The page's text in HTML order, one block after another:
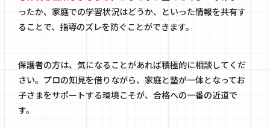
ったか、家庭での学習状況はどうか、といった情報を共有す
ることで、指導のズレを防ぐことができます。
保護者の方は、気になることがあれば積極的に相談してくだ
さい。プロの知見を借りながら、家庭と塾が一体となってお
子さまをサポートする環境こそが、合格への一番の近道で
す。